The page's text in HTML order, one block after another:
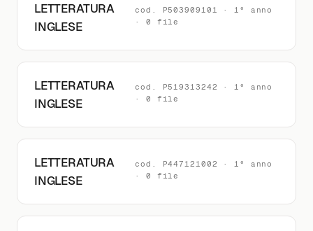
LETTERATURA
INGLESE
cod. P503909101 · 1° anno
· 0 file
LETTERATURA
INGLESE
cod. P519313242 · 1° anno
· 0 file
LETTERATURA
INGLESE
cod. P447121002 · 1° anno
· 0 file